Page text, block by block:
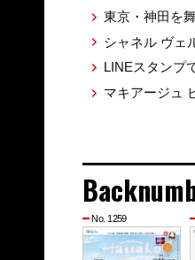
東京・神田を
シャネル ヴェ
LINEスタンプ
マキアージュ
No. 1259